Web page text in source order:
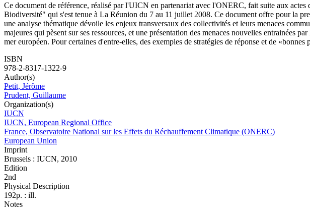
Ce document de référence, réalisé par l'UICN en partenariat avec l'ONERC, fait suite aux
Biodiversité" qui s'est tenue à La Réunion du 7 au 11 juillet 2008. Ce document offre pour la
une analyse thématique dévoile les enjeux transversaux des collectivités et leurs menaces
majeures qui pèsent sur ses ressources, et une présentation des menaces nouvelles entrainées
mer européen. Pour certaines d'entre-elles, des exemples de stratégies de réponse et de
ISBN
978-2-8317-1322-9
Author(s)
Petit, Jérôme
Prudent, Guillaume
Organization(s)
IUCN
IUCN, European Regional Office
France, Observatoire National sur les Effets du Réchauffement Climatique (ONERC)
European Union
Imprint
Brussels : IUCN, 2010
Edition
2nd
Physical Description
192p. : ill.
Notes